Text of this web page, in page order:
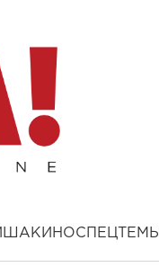
КИНОСПЕЦТЕМЫ